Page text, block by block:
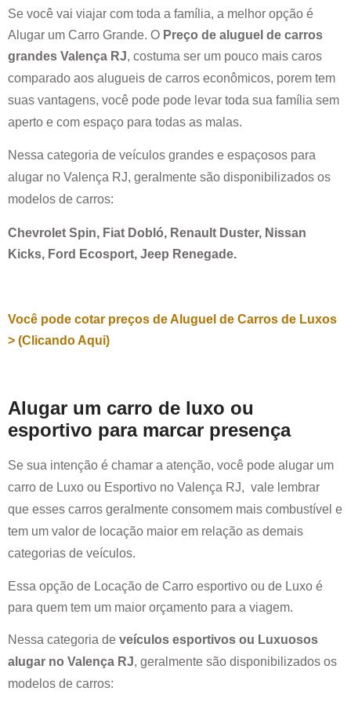
Se você vai viajar com toda a família, a melhor opção é
Alugar um Carro Grande. O Preço de aluguel de carros
grandes Valença RJ, costuma ser um pouco mais caros
comparado aos alugueis de carros econômicos, porem tem
suas vantagens, você pode pode levar toda sua família sem
aperto e com espaço para todas as malas.
Nessa categoria de veículos grandes e espaçosos para
alugar no Valença RJ, geralmente são disponibilizados os
modelos de carros:
Chevrolet Spin, Fiat Dobló, Renault Duster, Nissan
Kicks, Ford Ecosport, Jeep Renegade.
Você pode cotar preços de Aluguel de Carros de Luxos
> (Clicando Aqui)
Alugar um carro de luxo ou
esportivo para marcar presença
Se sua intenção é chamar a atenção, você pode alugar um
carro de Luxo ou Esportivo no Valença RJ, vale lembrar
que esses carros geralmente consomem mais combustível e
tem um valor de locação maior em relação as demais
categorias de veículos.
Essa opção de Locação de Carro esportivo ou de Luxo é
para quem tem um maior orçamento para a viagem.
Nessa categoria de veículos esportivos ou Luxuosos
alugar no Valença RJ, geralmente são disponibilizados os
modelos de carros: